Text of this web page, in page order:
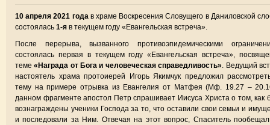
10 апреля 2021 года в храме Воскресения Словущего в Даниловской
состоялась 1-я в текущем году «Евангельская встреча».
После перерыва, вызванного противоэпидемическими
состоялась первая в текущем году «Евангельская встреча»,
теме«Награда от Бога и человеческая справедливость» . Ведущий
настоятель храма протоиерей Игорь Якимчук предложил
тему на примере отрывка из Евангелия от Матфея (Мф. 19.27 –
данном фрагменте апостол Петр спрашивает Иисуса Христа о том, как
вознаграждены ученики Господа за то, что оставили свои семьи и
и последовали за Ним. Отвечая на этот вопрос, Спаситель